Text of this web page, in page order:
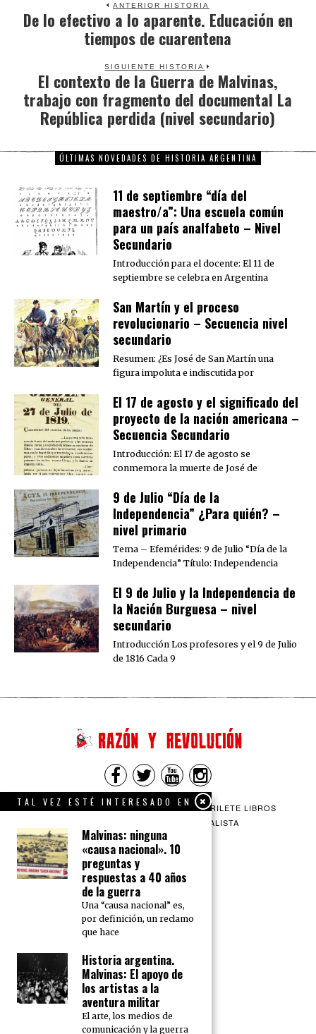
ANTERIOR HISTORIA
Previous
De lo efectivo a lo aparente. Educación en
tiempos de cuarentena
SIGUIENTE HISTORIA
Next
post:
El contexto de la Guerra de Malvinas,
trabajo con fragmento del documental La
República perdida (nivel secundario)
ÚLTIMAS NOVEDADES DE HISTORIA ARGENTINA
11 de septiembre “día del
maestro/a”: Una escuela común
para un país analfabeto – Nivel
Secundario
Introducción para el docente: El 11 de
septiembre se celebra en Argentina
San Martín y el proceso
revolucionario – Secuencia nivel
secundario
Resumen: ¿Es José de San Martín una
figura impoluta e indiscutida por
El 17 de agosto y el significado del
proyecto de la nación americana –
Secuencia Secundario
Introducción: El 17 de agosto se
conmemora la muerte de José de
9 de Julio “Día de la
Independencia” ¿Para quién? –
nivel primario
Tema – Efemérides: 9 de Julio “Día de la
Independencia” Título: Independencia
El 9 de Julio y la Independencia de
la Nación Burguesa – nivel
secundario
Introducción Los profesores y el 9 de Julio
de 1816 Cada 9
QUIENES SOMOS CONTACTO
BARRILETE LIBROS
VÍA SOCIALISTA
TAL VEZ ESTÉ INTERESADO EN
Malvinas: ninguna
«causa nacional». 10
preguntas y
respuestas a 40 años
de la guerra
Una “causa nacional” es,
por definición, un reclamo
que hace
Historia argentina.
Malvinas: El apoyo de
los artistas a la
aventura militar
El arte, los medios de
comunicación y la guerra